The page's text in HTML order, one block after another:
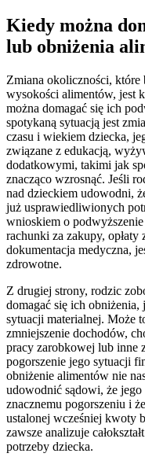
Kiedy można
lub obniżenia
Zmiana okoliczności, które
wysokości alimentów, jest
można domagać się ich
spotykaną sytuacją jest
czasu i wiekiem dziecka,
związane z edukacją,
dodatkowymi, takimi jak
znacząco wzrosnąć. Jeśli
nad dzieckiem udowodni,
już usprawiedliwionych
wnioskiem o
rachunki za zakupy, opłaty
dokumentacja medyczna,
zdrowotne.
Z drugiej strony, rodzic
domagać się ich obniżenia,
sytuacji materialnej. Może
zmniejszenie dochodów,
pracy zarobkowej lub inne
pogorszenie jego sytuacji
obniżenie alimentów nie
udowodnić sądowi, że
znacznemu pogorszeniu i
ustalonej wcześniej kwoty
zawsze analizuje
potrzeby dziecka.